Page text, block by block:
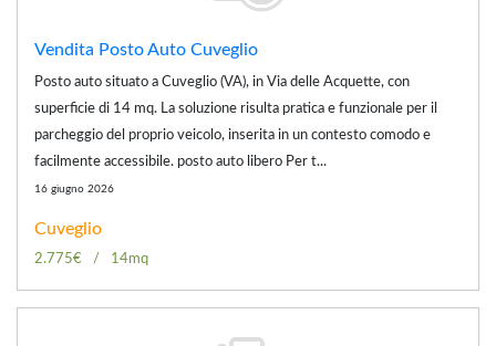
Vendita Posto Auto Cuveglio
Posto auto situato a Cuveglio (VA), in Via delle Acquette, con
superficie di 14 mq. La soluzione risulta pratica e funzionale per il
parcheggio del proprio veicolo, inserita in un contesto comodo e
facilmente accessibile. posto auto libero Per t...
16 giugno 2026
Cuveglio
2.775€ 14mq